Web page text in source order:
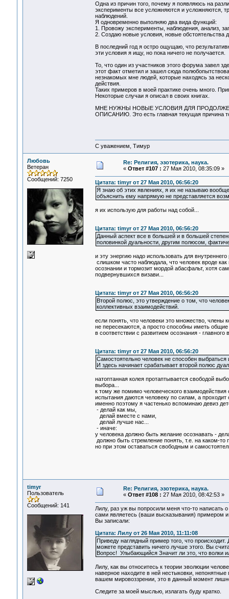
Одна из причин того, почему я появляюсь на
эксперименты все усложняются и усложняются,
наблюдений.
Я одновременно выполняю два вида функций:
1. Провожу эксперименты, наблюдения, анализ,
2. Создаю новые условия, новые обстоятельства
В последний год я остро ощущаю, что
эти условия я ищу, но пока ничего не получается.
То, что один из участников этого форума завел
этот факт отметил и зашел сюда
незнакомых мне людей, которые находясь за
действия.
Таких примеров в моей практике очень много.
Некоторые случаи я описал в своих книгах.
МНЕ НУЖНЫ НОВЫЕ УСЛОВИЯ ДЛЯ
ОПИСАНИЮ. Это есть главная текущая причина
С уважением, Тимур
Любовь
Ветеран
Сообщений: 7250
Re: Религия, эзотерика, наука.
« Ответ #107 : 27 Мая 2010, 08:35:09 »
Цитата: timyr от 27 Мая 2010, 06:56:20
Я знаю об этих явлениях, я их не называю
объяснить ему напрямую не представляется
я их использую для работы над собой...
Цитата: timyr от 27 Мая 2010, 06:56:20
Данный аспект все в большей и в большей
половинкой дуальности, другим полюсом,
и эту энергию надо использовать для внутреннего
слишком часто наблюдала, что человек вроде
осознании и тормозит мордой абасфальт, хотя
подвернувшихся визави...
Цитата: timyr от 27 Мая 2010, 06:56:20
Второй полюс, это утверждение о том, что
коллективных взаимодействий.
если понять, что человеки это множество, члены
не пересекаются, а просто способны иметь
в соответствии с развитием осознания -
Цитата: timyr от 27 Мая 2010, 06:56:20
Самостоятельно человек не способен выбраться
И здесь начинает срабатывает второй полюс
натоптанная колея протаптывается свободой
выбора...
к тому же помимо человеческого
испытания даются человеку по силам, а
именно поэтому я частенько вспоминаю девиз
- делай как мы,
делай вместе с нами,
делай лучше нас...
- иначе:
у человека должно быть желание осознавать -
должно быть стремление понять, т.е. на каком-
но при этом оставаться свободным и
timyr
Пользователь
Сообщений: 141
Re: Религия, эзотерика, наука.
« Ответ #108 : 27 Мая 2010, 08:42:53 »
Лилу, раз уж вы попросили меня что-то написать
сами являетесь (ваши высказывания) примером
Вы записали:
Цитата: Лилу от 26 Мая 2010, 11:11:08
Приведу наглядный пример того, что
можете представить ничего лучше этого. Вы
Вопрос! Улыбающийся Значит ли это, что волки
Лилу, как вы относитесь к теории эволюции
наверное находите в ней нестыковки,
вашем мировоззрении, это в данный момент
Следите за моей мыслью, излагать буду кратко.